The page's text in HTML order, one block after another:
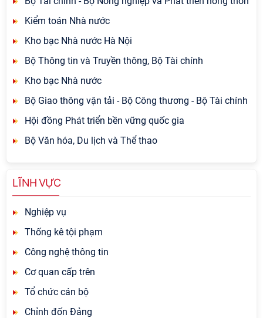
Kiểm toán Nhà nước
Kho bạc Nhà nước Hà Nội
Bộ Thông tin và Truyền thông, Bộ Tài chính
Kho bạc Nhà nước
Bộ Giao thông vận tải - Bộ Công thương - Bộ Tài chính
Hội đồng Phát triển bền vững quốc gia
Bộ Văn hóa, Du lịch và Thể thao
LĨNH VỰC
Nghiệp vụ
Thống kê tội phạm
Công nghệ thông tin
Cơ quan cấp trên
Tổ chức cán bộ
Chỉnh đốn Đảng